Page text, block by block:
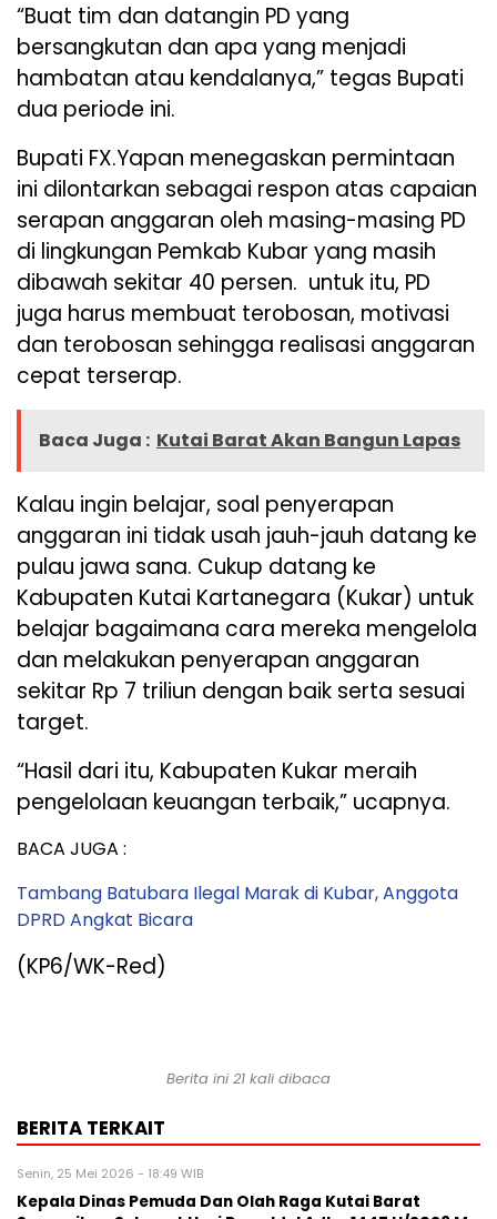
“Buat tim dan datangin PD yang
bersangkutan dan apa yang menjadi
hambatan atau kendalanya,” tegas Bupati
dua periode ini.
Bupati FX.Yapan menegaskan permintaan
ini dilontarkan sebagai respon atas capaian
serapan anggaran oleh masing-masing PD
di lingkungan Pemkab Kubar yang masih
dibawah sekitar 40 persen. untuk itu, PD
juga harus membuat terobosan, motivasi
dan terobosan sehingga realisasi anggaran
cepat terserap.
Baca Juga : Kutai Barat Akan Bangun Lapas
Kalau ingin belajar, soal penyerapan
anggaran ini tidak usah jauh-jauh datang ke
pulau jawa sana. Cukup datang ke
Kabupaten Kutai Kartanegara (Kukar) untuk
belajar bagaimana cara mereka mengelola
dan melakukan penyerapan anggaran
sekitar Rp 7 triliun dengan baik serta sesuai
target.
“Hasil dari itu, Kabupaten Kukar meraih
pengelolaan keuangan terbaik,” ucapnya.
BACA JUGA :
Tambang Batubara Ilegal Marak di Kubar, Anggota
DPRD Angkat Bicara
(KP6/WK-Red)
Berita ini 21 kali dibaca
BERITA TERKAIT
Senin, 25 Mei 2026 - 18:49 WIB
Kepala Dinas Pemuda Dan Olah Raga Kutai Barat